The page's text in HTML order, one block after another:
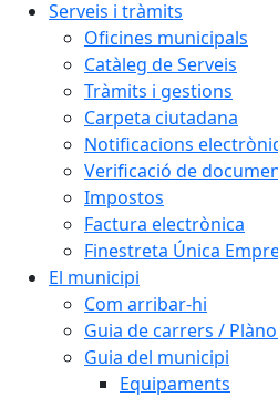
Serveis i tràmits
Oficines municipals
Catàleg de Serveis
Tràmits i gestions
Carpeta ciutadana
Notificacions
Verificació de
Impostos
Factura electrònica
Finestreta Única
El municipi
Com arribar-hi
Guia de carrers /
Guia del municipi
Equipaments